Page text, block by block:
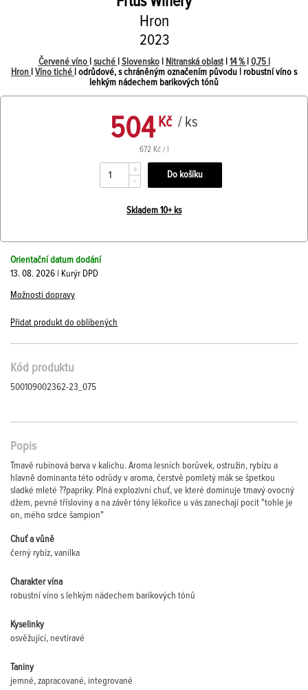
Hron
2023
Červené víno suché Slovensko| Nitranská oblast| 14 % 0,75 l
Hron
Víno tiché
| odrůdové, s chráněným označením původu | robustní víno s
lehkým nádechem barikových tónů
504 Kč / ks
672 Kč / l
+
-
Skladem 10+ ks
Orientační datum dodání
13. 08. 2026 | Kurýr DPD
Možnosti dopravy
Přidat produkt do oblíbených
Kód produktu
500109002362-23_075
Popis
Tmavě rubínová barva v kalichu. Aroma lesních borůvek, ostružin, rybízu a
hlavně dominanta této odrůdy v aroma, čerstvě pomletý mák se špetkou
sladké mleté ??papriky. Plná explozivní chuť, ve které dominuje tmavý ovocný
džem, pevné třísloviny a na závěr tóny lékořice u vás zanechají pocit "tohle je
on, mého srdce šampion"
Chuť a vůně
černý rybíz, vanilka
Charakter vína
robustní víno s lehkým nádechem barikových tónů
Kyselinky
osvěžující, nevtíravé
Taniny
jemné, zapracované, integrované